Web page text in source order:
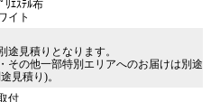
ﾘｴｽﾃﾙ布
イト
見積りとなります。
その他一部特別エリアへのお届けは別途
見積り)。
付